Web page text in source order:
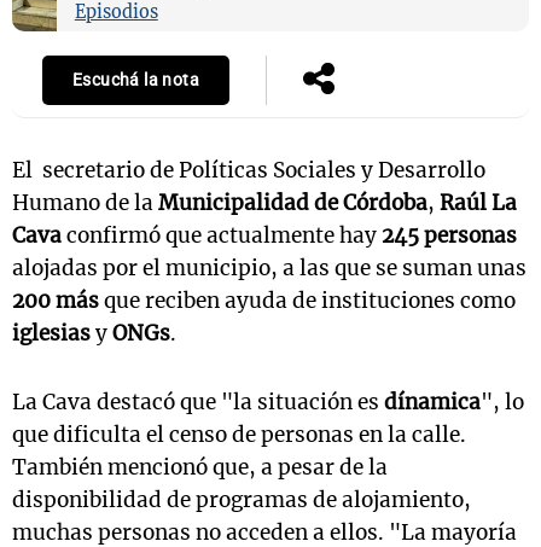
Episodios
Escuchá la nota
El secretario de Políticas Sociales y Desarrollo
Humano de laMunicipalidad de Córdoba, Raúl La
Cavaconfirmó que actualmente hay 245 personas
alojadas por el municipio, a las que se suman unas
200 másque reciben ayuda de instituciones como
iglesiasyONGs.
La Cava destacó que "la situación es dínamica", lo
que dificulta el censo de personas en la calle.
También mencionó que, a pesar de la
disponibilidad de programas de alojamiento,
muchas personas no acceden a ellos. "La mayoría